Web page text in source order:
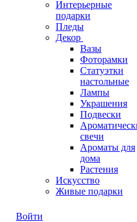
Интерьерные
подарки
Пледы
Декор
Вазы
Фоторамки
Статуэтки
настольные
Лампы
Украшения
Подвески
свечи
Ароматы для
дома
Растения
Искусство
Живые подарки
Войти